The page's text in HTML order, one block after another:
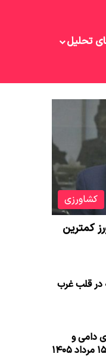
تحلیل
کشاورزی
کمترین
در قلب غرب
دامی و